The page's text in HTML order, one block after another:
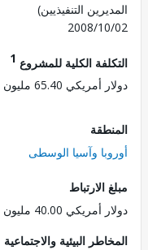
التنفيذيين)
2008/
الكلية للمشروع1
65.40 مليون
وآسيا الوسطى
40.00 مليون
البيئية والاجتماعية